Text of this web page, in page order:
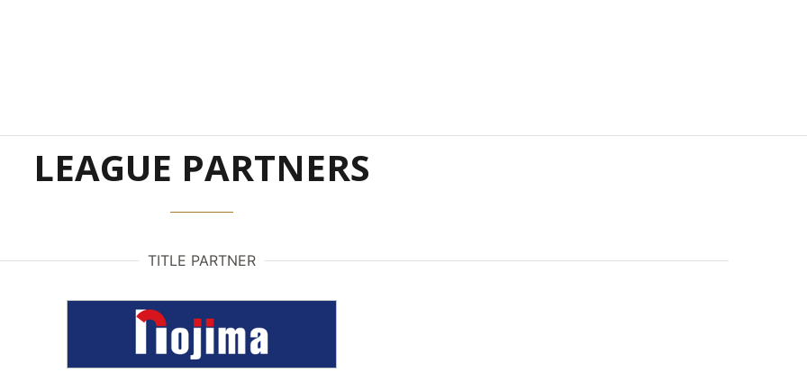
LEAGUE PARTNERS
TITLE PARTNER